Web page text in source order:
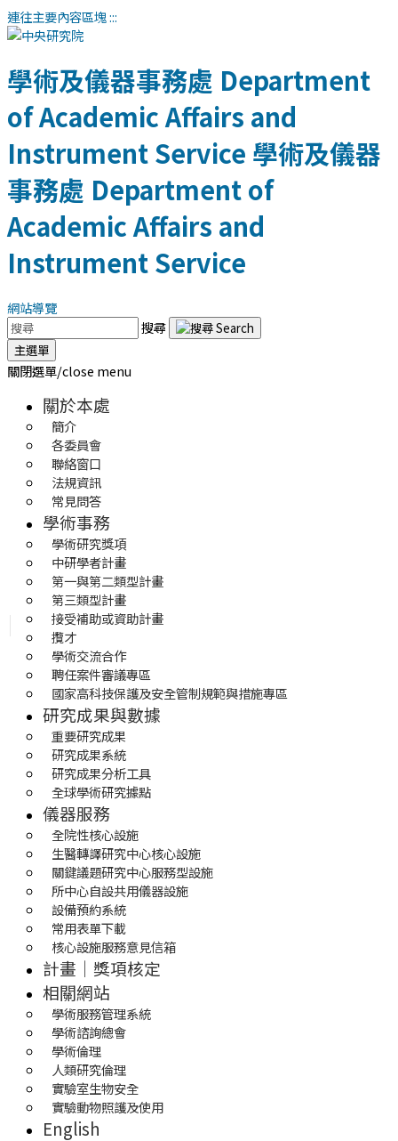
連往主要內容區塊:::
學術及儀器事務處 Department
of Academic Affairs and
Instrument Service 學術及儀器
事務處 Department of
Academic Affairs and
Instrument Service
網站導覽
搜尋
主選單
關閉選單/close menu
關於本處
簡介
各委員會
聯絡窗口
法規資訊
常見問答
學術事務
學術研究獎項
中研學者計畫
第一與第二類型計畫
第三類型計畫
接受補助或資助計畫
攬才
學術交流合作
聘任案件審議專區
國家高科技保護及安全管制規範與措施專區
研究成果與數據
重要研究成果
研究成果系統
研究成果分析工具
全球學術研究據點
儀器服務
全院性核心設施
生醫轉譯研究中心核心設施
關鍵議題研究中心服務型設施
所中心自設共用儀器設施
設備預約系統
常用表單下載
核心設施服務意見信箱
計畫｜獎項核定
相關網站
學術服務管理系統
學術諮詢總會
學術倫理
人類研究倫理
實驗室生物安全
實驗動物照護及使用
English